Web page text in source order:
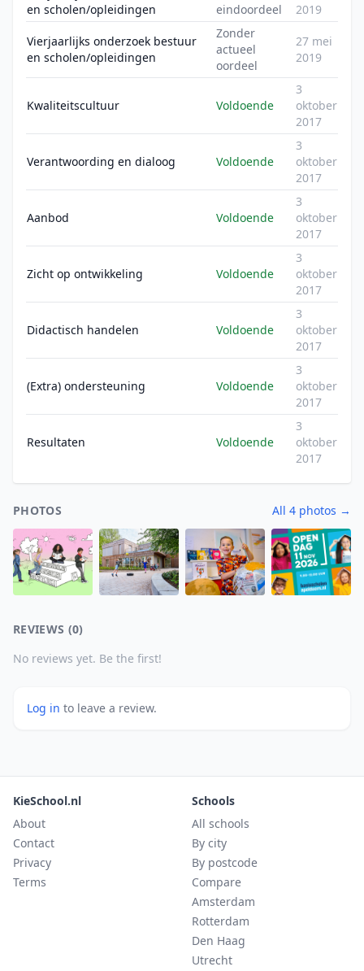
en scholen/opleidingen
eindoordeel
2019
Vierjaarlijks onderzoek bestuur
en scholen/opleidingen
Zonder
actueel
oordeel
27 mei
2019
Kwaliteitscultuur Voldoende
3
oktober
2017
Verantwoording en dialoog Voldoende
3
oktober
2017
Aanbod Voldoende
3
oktober
2017
Zicht op ontwikkeling Voldoende
3
oktober
2017
Didactisch handelen Voldoende
3
oktober
2017
(Extra) ondersteuning Voldoende
3
oktober
2017
Resultaten Voldoende
3
oktober
2017
PHOTOS All 4 photos →
REVIEWS (0)
No reviews yet. Be the first!
Log in to leave a review.
KieSchool.nl
About
Contact
Privacy
Terms
Schools
All schools
By city
By postcode
Compare
Amsterdam
Rotterdam
Den Haag
Utrecht